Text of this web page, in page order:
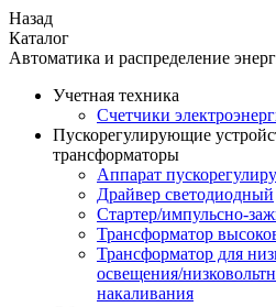
Назад
Каталог
Автоматика и распределение
Учетная техника
Счетчики
Пускорегулирующие
трансформаторы
Аппарат
Драйвер светодиодный
Стартер/импульсно-
Трансформатор
Трансформатор для
освещения/
накаливания